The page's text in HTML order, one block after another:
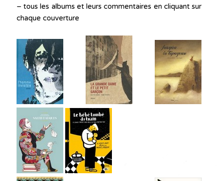
– tous les albums et leurs commentaires en cliquant sur
chaque couverture